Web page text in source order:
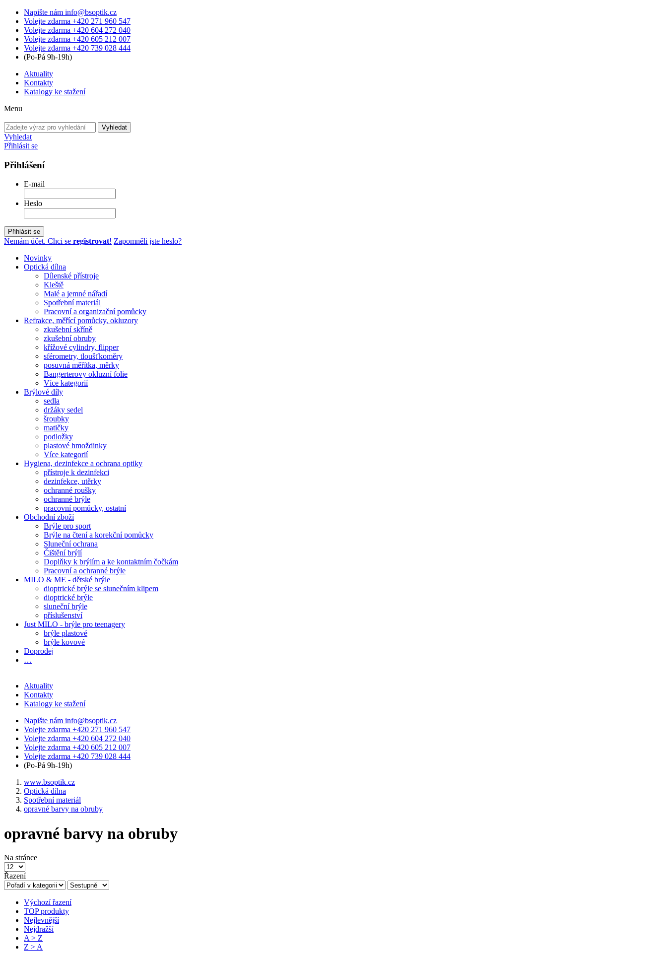
Napište nám info@bsoptik.cz
Volejte zdarma +420 271 960 547
Volejte zdarma +420 604 272 040
Volejte zdarma +420 605 212 007
Volejte zdarma +420 739 028 444
(Po-Pá 9h-19h)
Aktuality
Kontakty
Katalogy ke stažení
Menu
Vyhledat
Vyhledat
Přihlásit se
Přihlášení
E-mail
Heslo
Přihlásit se
Nemám účet. Chci se registrovat! Zapomněli jste heslo?
Novinky
Optická dílna
Dílenské přístroje
Kleště
Malé a jemné nářadí
Spotřební materiál
Pracovní a organizační pomůcky
Refrakce, měřící pomůcky, okluzory
zkušební skříně
zkušební obruby
křížové cylindry, flipper
sférometry, tloušťkoměry
posuvná měřítka, měrky
Bangerterovy okluzní folie
Více kategorií
Brýlové díly
sedla
držáky sedel
šroubky
matičky
podložky
plastové hmoždinky
Více kategorií
Hygiena, dezinfekce a ochrana optiky
přístroje k dezinfekci
dezinfekce, utěrky
ochranné roušky
ochranné brýle
pracovní pomůcky, ostatní
Obchodní zboží
Brýle pro sport
Brýle na čtení a korekční pomůcky
Sluneční ochrana
Čištění brýlí
Doplňky k brýlím a ke kontaktním čočkám
Pracovní a ochranné brýle
MILO & ME - dětské brýle
dioptrické brýle se slunečním klipem
dioptrické brýle
sluneční brýle
příslušenství
Just MILO - brýle pro teenagery
brýle plastové
brýle kovové
Doprodej
…
Aktuality
Kontakty
Katalogy ke stažení
Napište nám info@bsoptik.cz
Volejte zdarma +420 271 960 547
Volejte zdarma +420 604 272 040
Volejte zdarma +420 605 212 007
Volejte zdarma +420 739 028 444
(Po-Pá 9h-19h)
www.bsoptik.cz
Optická dílna
Spotřební materiál
opravné barvy na obruby
opravné barvy na obruby
Na stránce
Řazení
Výchozí řazení
TOP produkty
Nejlevnější
Nejdražší
A > Z
Z > A